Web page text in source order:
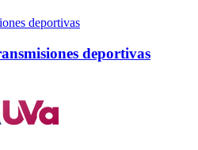
deportivas